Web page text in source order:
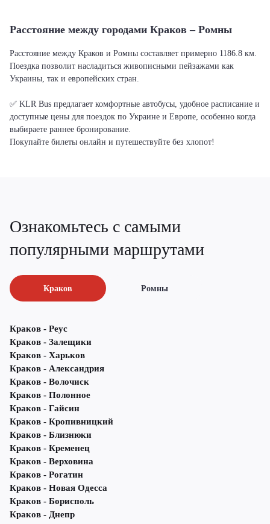
Расстояние между городами Краков – Ромны
Расстояние между Краков и Ромны составляет примерно 1186.8 км.
Поездка позволит насладиться живописными пейзажами как
Украины, так и европейских стран.
✅ KLR Bus предлагает комфортные автобусы, удобное расписание и
доступные цены для поездок по Украине и Европе, особенно когда
выбираете раннее бронирование.
Покупайте билеты онлайн и путешествуйте без хлопот!
Ознакомьтесь с самыми
популярными маршрутами
Краков Ромны
Краков - Реус
Краков - Залещики
Краков - Харьков
Краков - Александрия
Краков - Волочиск
Краков - Полонное
Краков - Гайсин
Краков - Кропивницкий
Краков - Близнюки
Краков - Кременец
Краков - Верховина
Краков - Рогатин
Краков - Новая Одесса
Краков - Борисполь
Краков - Днепр